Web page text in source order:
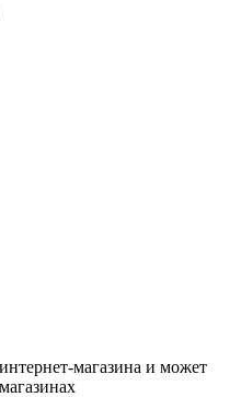
магазина и может